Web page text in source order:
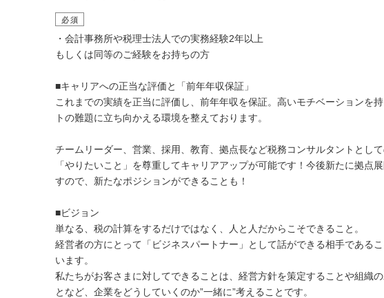
必須
・会計事務所や税理士法人での実務経験2年以上
もしくは同等のご経験をお持ちの方
■キャリアへの正当な評価と「前年年収保証」
これまでの実績を正当に評価し、前年年収を保証。高いモチベーションを
トの難題に立ち向かえる環境を整えております。
チームリーダー、営業、採用、教育、拠点長など税務コンサルタントとし
「やりたいこと」を尊重してキャリアアップが可能です！今後新たに拠点
すので、新たなポジションができることも！
■ビジョン
単なる、税の計算をするだけではなく、人と人だからこそできること。
経営者の方にとって「ビジネスパートナー」として話ができる相手である
います。
私たちがお客さまに対してできることは、経営方針を策定することや組織
となど、企業をどうしていくのか”一緒に”考えることです。